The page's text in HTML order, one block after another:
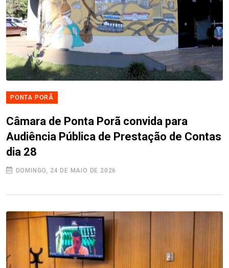
PONTA PORÃ
Câmara de Ponta Porã convida para
Audiência Pública de Prestação de Contas
dia 28
DOMINGO, 24 DE MAIO DE 2026